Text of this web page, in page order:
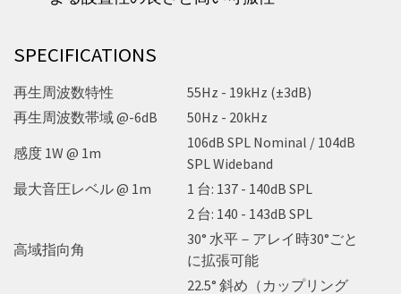
SPECIFICATIONS
再生周波数特性
55Hz - 19kHz (±3dB)
再生周波数帯域 @-6dB
50Hz - 20kHz
感度 1W @ 1m
106dB SPL Nominal / 104dB
SPL Wideband
最大音圧レベル @ 1m
1 台: 137 - 140dB SPL
2 台: 140 - 143dB SPL
高域指向角
30° 水平－アレイ時30°ごと
に拡張可能
22.5° 斜め（カップリング